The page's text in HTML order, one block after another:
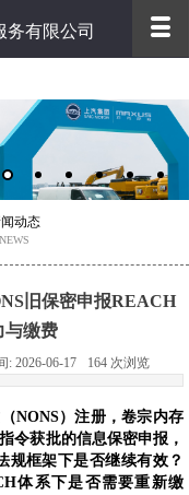
务有限公司
办事效率
动态
NEWS
旧保密申报REACH
与缴费
: 2026-06-17 164 次浏览
NONS）注册，卷宗内存
令获批的信息保密申报，
规框架下是否继续有效？
体系下是否需要重新缴